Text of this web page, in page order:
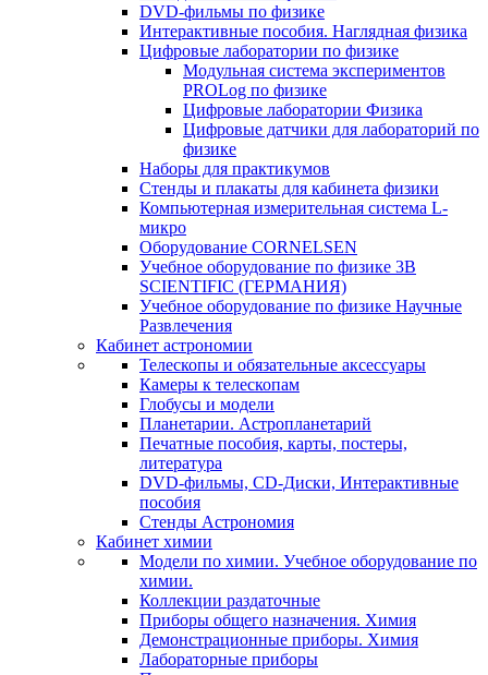
DVD-фильмы по физике
Интерактивные пособия. Наглядная физика
Цифровые лаборатории по физике
Модульная система экспериментов
PROLog по физике
Цифровые лаборатории Физика
Цифровые датчики для лабораторий по
физике
Наборы для практикумов
Стенды и плакаты для кабинета физики
Компьютерная измерительная система L-
микро
Оборудование CORNELSEN
Учебное оборудование по физике 3B
SCIENTIFIC (ГЕРМАНИЯ)
Учебное оборудование по физике Научные
Развлечения
Кабинет астрономии
Телескопы и обязательные аксессуары
Камеры к телескопам
Глобусы и модели
Планетарии. Астропланетарий
Печатные пособия, карты, постеры,
литература
DVD-фильмы, CD-Диски, Интерактивные
пособия
Стенды Астрономия
Кабинет химии
Модели по химии. Учебное оборудование по
химии.
Коллекции раздаточные
Приборы общего назначения. Химия
Демонстрационные приборы. Химия
Лабораторные приборы